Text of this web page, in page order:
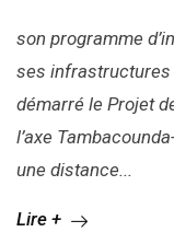
son programme
ses infrastructures
démarré le Projet
l’axe
une distance...
Lire +